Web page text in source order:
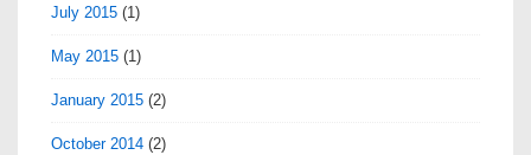
July 2015 (1)
May 2015 (1)
January 2015 (2)
October 2014 (2)